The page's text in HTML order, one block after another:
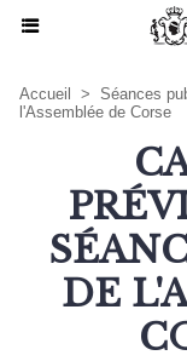
Accueil > Séances
l'Assemblée de Corse
DE